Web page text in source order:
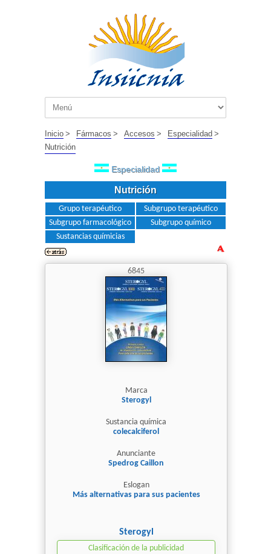
Inicio > Fármacos > Accesos > Especialidad >
Nutrición
Especialidad
Nutrición
Grupo terapéutico
Subgrupo terapéutico
Subgrupo farmacológico
Subgrupo químico
Sustancias químicias
6845
Marca
Sterogyl
Sustancia química
colecalciferol
Anunciante
Spedrog Caillon
Eslogan
Más alternativas para sus pacientes
Sterogyl
Clasificación de la publicidad